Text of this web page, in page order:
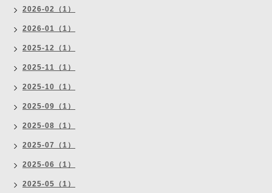
2026-02（1）
2026-01（1）
2025-12（1）
2025-11（1）
2025-10（1）
2025-09（1）
2025-08（1）
2025-07（1）
2025-06（1）
2025-05（1）